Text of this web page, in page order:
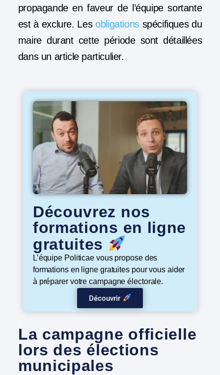
propagande en faveur de l’équipe sortante
est à exclure. Lesobligationsspécifiques du
maire durant cette période sont détaillées
dans un article particulier.
Découvrez nos
formations en ligne
gratuites
L’équipe Politicae vous propose des
formations en ligne gratuites pour vous aider
à préparer votre campagne électorale.
Découvrir
La campagne officielle
lors des élections
municipales